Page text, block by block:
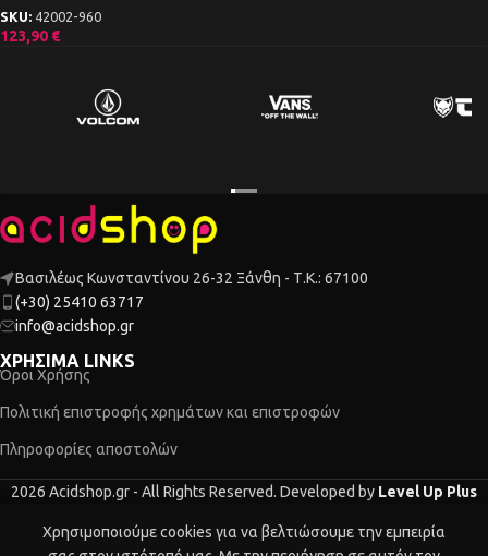
SKU: 42002-960
123,90 €
Βασιλέως Κωνσταντίνου 26-32 Ξάνθη - Τ.Κ.: 67100
(+30) 25410 63717
info@acidshop.gr
ΧΡΗΣΙΜΑ LINKS
Όροι Χρήσης
Πολιτική επιστροφής χρημάτων και επιστροφών
Πληροφορίες αποστολών
2026 Acidshop.gr - All Rights Reserved. Developed by Level Up Plus
Χρησιμοποιούμε cookies για να βελτιώσουμε την εμπειρία